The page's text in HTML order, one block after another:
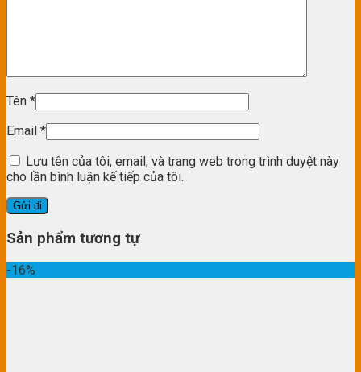
Tên *
Email *
Lưu tên của tôi, email, và trang web trong trình duyệt này
cho lần bình luận kế tiếp của tôi.
Sản phẩm tương tự
-16%